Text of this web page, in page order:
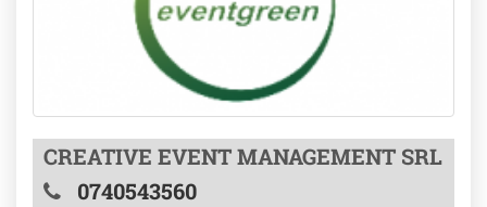
CREATIVE EVENT MANAGEMENT SRL
0740543560